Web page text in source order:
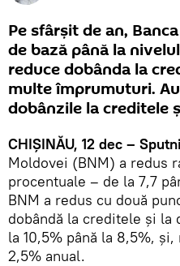
Pe sfârșit de an,
de bază până la
reduce dobânda la
multe împrumuturi.
dobânzile la creditele
CHIȘINĂU, 12 dec –
Moldovei (BNM) a redus
procentuale – de la 7,7
BNM a redus cu două
dobândă la creditele și
la 10,5% până la 8,5%,
2,5% anual.